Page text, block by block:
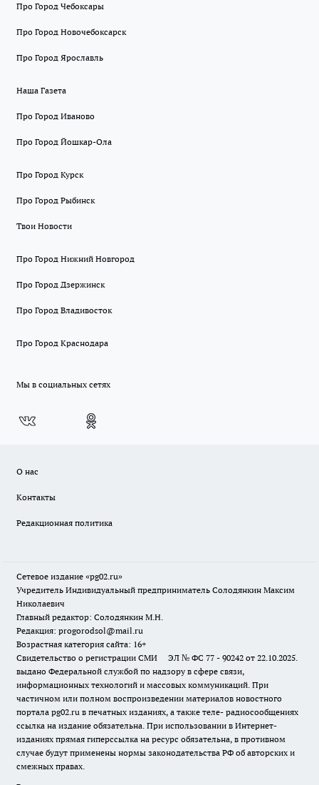
Про Город Чебоксары
Про Город Новочебоксарск
Про Город Ярославль
Наша Газета
Про Город Иваново
Про Город Йошкар-Ола
Про Город Курск
Про Город Рыбинск
Твои Новости
Про Город Нижний Новгород
Про Город Дзержинск
Про Город Владивосток
Про Город Краснодара
Мы в социальных сетях
О нас
Контакты
Редакционная политика
Сетевое издание «pg02.ru»
Учредитель Индивидуальный предприниматель Солодянкин Максим
Николаевич
Главный редактор: Солодянкин М.Н.
Редакция: progorodsol@mail.ru
Возрастная категория сайта: 16+
Свидетельство о регистрации СМИ ЭЛ № ФС 77 - 90242 от 22.10.2025.
выдано Федеральной службой по надзору в сфере связи,
информационных технологий и массовых коммуникаций. При
частичном или полном воспроизведении материалов новостного
портала pg02.ru в печатных изданиях, а также теле- радиосообщениях
ссылка на издание обязательна. При использовании в Интернет-
изданиях прямая гиперссылка на ресурс обязательна, в противном
случае будут применены нормы законодательства РФ об авторских и
смежных правах.